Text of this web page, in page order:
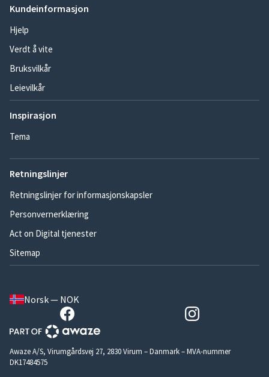
Kundeinformasjon
Hjelp
Verdt å vite
Bruksvilkår
Leievilkår
Inspirasjon
Tema
Retningslinjer
Retningslinjer for informasjonskapsler
Personvernerklæring
Act on Digital tjenester
Sitemap
Norsk — NOK
Awaze A/S, Virumgårdsvej 27, 2830 Virum – Danmark – MVA-nummer
DK17484575